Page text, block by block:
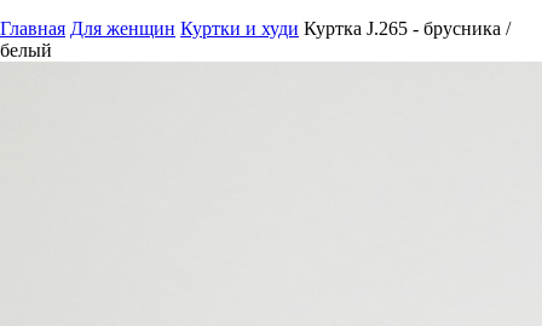
Главная Для женщин Куртки и худи Куртка J.265 - брусника /
белый